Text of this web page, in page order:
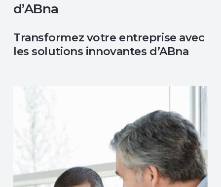
d’ABna
Transformez votre entreprise avec
les solutions innovantes d’ABna